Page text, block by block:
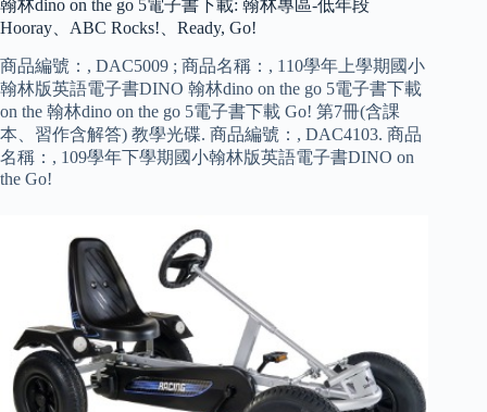
翰林dino on the go 5電子書下載: 翰林專區-低年段
Hooray、ABC Rocks!、Ready, Go!
商品編號：, DAC5009 ; 商品名稱：, 110學年上學期國小
翰林版英語電子書DINO 翰林dino on the go 5電子書下載
on the 翰林dino on the go 5電子書下載 Go! 第7冊(含課
本、習作含解答) 教學光碟. 商品編號：, DAC4103. 商品
名稱：, 109學年下學期國小翰林版英語電子書DINO on
the Go!